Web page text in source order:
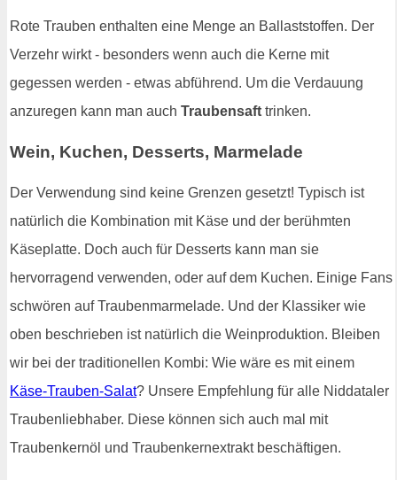
Rote Trauben enthalten eine Menge an Ballaststoffen. Der
Verzehr wirkt - besonders wenn auch die Kerne mit
gegessen werden - etwas abführend. Um die Verdauung
anzuregen kann man auch Traubensaft trinken.
Wein, Kuchen, Desserts, Marmelade
Der Verwendung sind keine Grenzen gesetzt! Typisch ist
natürlich die Kombination mit Käse und der berühmten
Käseplatte. Doch auch für Desserts kann man sie
hervorragend verwenden, oder auf dem Kuchen. Einige Fans
schwören auf Traubenmarmelade. Und der Klassiker wie
oben beschrieben ist natürlich die Weinproduktion. Bleiben
wir bei der traditionellen Kombi: Wie wäre es mit einem
Käse-Trauben-Salat? Unsere Empfehlung für alle Niddataler
Traubenliebhaber. Diese können sich auch mal mit
Traubenkernöl und Traubenkernextrakt beschäftigen.